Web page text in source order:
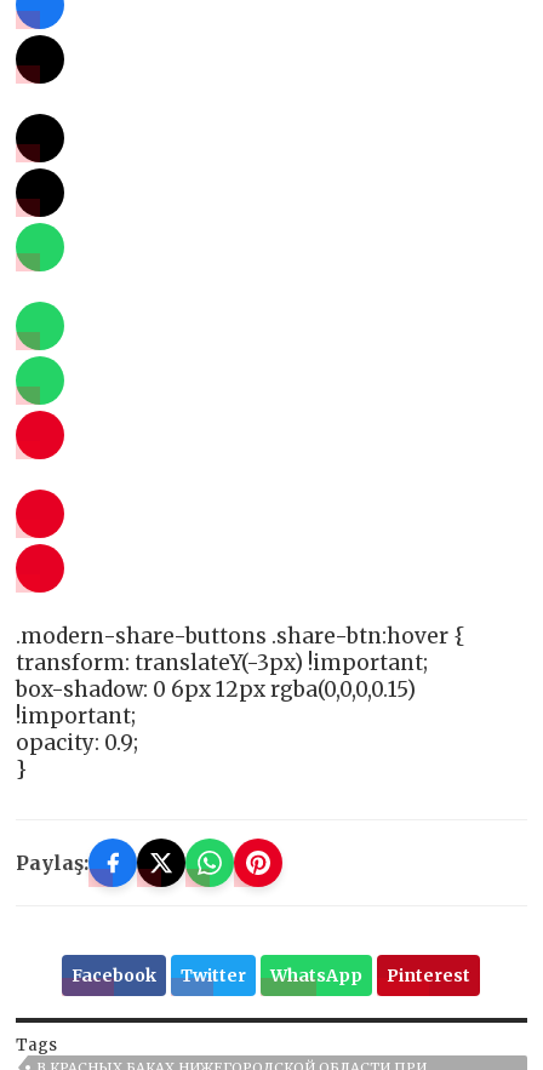
.modern-share-buttons .share-btn:hover {
transform: translateY(-3px) !important;
box-shadow: 0 6px 12px rgba(0,0,0,0.15)
!important;
opacity: 0.9;
}
Paylaş:
Facebook Twitter WhatsApp Pinterest
Tags